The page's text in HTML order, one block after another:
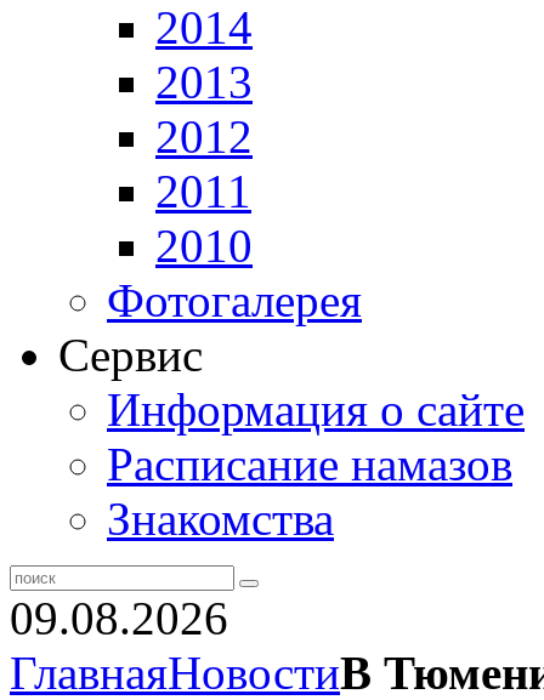
2014
2013
2012
2011
2010
Фотогалерея
Сервис
Информация о сайте
Расписание намазов
Знакомства
09.08.2026
ГлавнаяНовостиВ